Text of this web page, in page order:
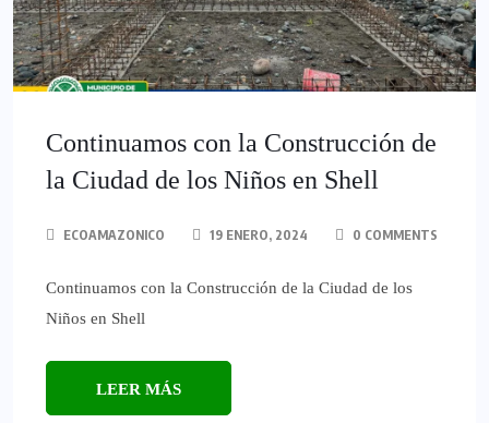
Continuamos con la Construcción de
la Ciudad de los Niños en Shell
ECOAMAZONICO 19 ENERO, 2024 0 COMMENTS
Continuamos con la Construcción de la Ciudad de los
Niños en Shell
LEER MÁS